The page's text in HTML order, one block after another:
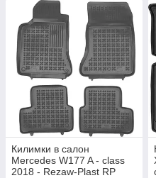
Килимки в салон
Mercedes W177 A - class
2018 - Rezaw-Plast RP